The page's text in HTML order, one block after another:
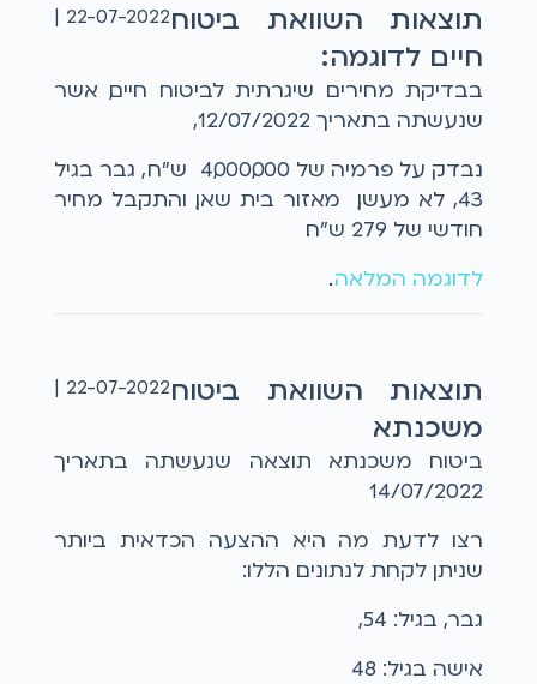
22-07-2022 |תוצאות השוואת ביטוח
חיים לדוגמה:
בבדיקת מחירים שיגרתית לביטוח חיים, אשר
שנעשתה בתאריך 12/07/2022,
נבדק על פרמיה של 4,000,000 ש"ח , גבר בגיל
43, לא מעשן, מאזור בית שאן, והתקבל מחיר
חודשי של 279 ש"ח.
לדוגמה המלאה...
22-07-2022 |תוצאות השוואת ביטוח
משכנתא
ביטוח משכנתא תוצאה שנעשתה בתאריך
14/07/2022
רצו לדעת מה היא ההצעה הכדאית ביותר
שניתן לקחת לנתונים הללו:
גבר, בגיל: 54,
אישה בגיל: 48